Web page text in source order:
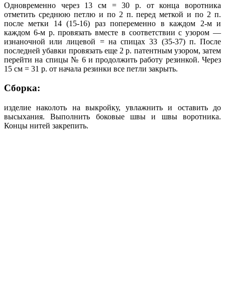
Одновременно через 13 см = 30 р. от конца воротника
отметить среднюю петлю и по 2 п. перед меткой и по 2 п.
после метки 14 (15-16) раз попеременно в каждом 2-м и
каждом 6-м р. провязать вместе в соответствии с узором —
изнаночной или лицевой = на спицах 33 (35-37) п. После
последней убавки провязать еще 2 р. патентным узором, затем
перейти на спицы № 6 и продолжить работу резинкой. Через
15 см = 31 р. от начала резинки все петли закрыть.
Сборка:
изделие наколоть на выкройку, увлажнить и оставить до
высыхания. Выполнить боковые швы и швы воротника.
Концы нитей закрепить.